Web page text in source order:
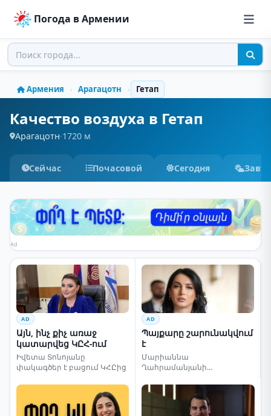
Погода в Армении
Армения › Арагацотн › Гетап
Качество воздуха в Гетап
Арагацотн·1720 м
Сейчас Почасовой Сегодня
Ad
AD
Այն, ինչ քիչ առաջ
կատարվեց ԿԸՀ-ում
Իվետա Տոնոյանը
փակագծեր է բացում ԿՀԸից
AD
Պայքարը շարունակվում
է
Մարիաննա
Ղահրամանյանի